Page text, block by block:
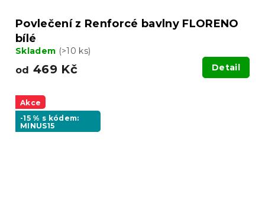
Povlečení z Renforcé bavlny FLORENO
bílé
Skladem (>10 ks)
od 469 Kč Detail
Akce
-15 % s kódem:
MINUS15